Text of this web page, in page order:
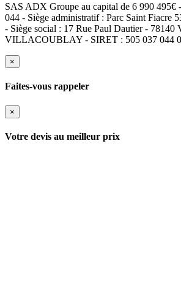
SAS ADX Groupe au capital de 6 990 495€
044 - Siège administratif : Parc Saint Fiacre
- Siège social : 17 Rue Paul Dautier -
VILLACOUBLAY - SIRET : 505 037 044
×
Faites-vous rappeler
×
Votre devis au meilleur prix